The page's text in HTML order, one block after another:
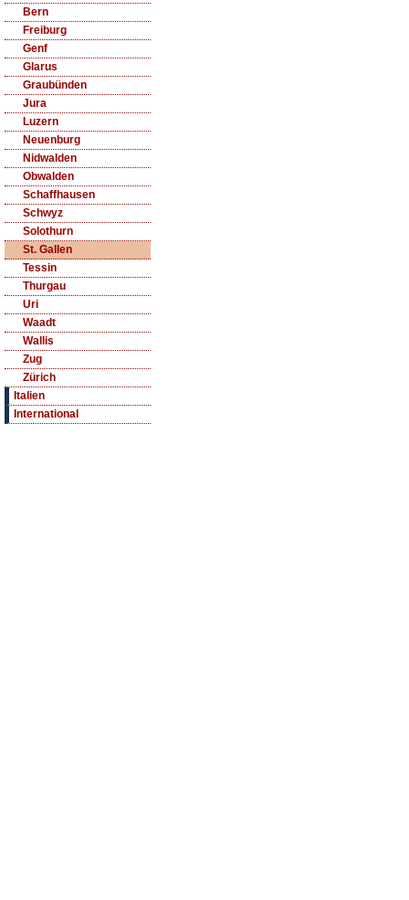
Bern
Freiburg
Genf
Glarus
Graubünden
Jura
Luzern
Neuenburg
Nidwalden
Obwalden
Schaffhausen
Schwyz
Solothurn
St. Gallen
Tessin
Thurgau
Uri
Waadt
Wallis
Zug
Zürich
Italien
International